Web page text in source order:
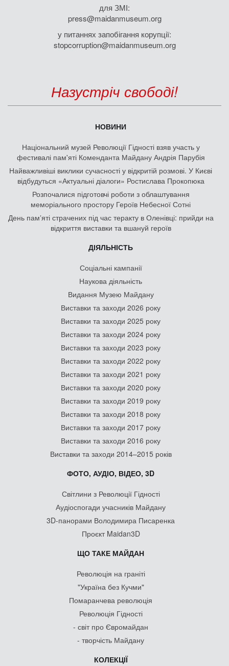
для ЗМІ:
press@maidanmuseum.org
у питаннях запобігання корупції:
stopcorruption@maidanmuseum.org
Назустріч свободі!
НОВИНИ
Національний музей Революції Гідності взяв участь у
фестивалі пам'яті Коменданта Майдану Андрія Парубія
Найважливіші виклики сучасності у відкритій розмові. У Києві
відбудуться «Актуальні діалоги» Ростислава Прокопюка
Розпочалися підготовчі роботи з облаштування
меморіального простору Героїв Небесної Сотні
День памʼяті страчених під час теракту в Оленівці: прийди на
відкриття виставки та вшануй героїв
ДІЯЛЬНІСТЬ
Соціальні кампанії
Наукова діяльність
Видання Музею Майдану
Виставки та заходи 2026 року
Виставки та заходи 2025 року
Виставки та заходи 2024 року
Виставки та заходи 2023 року
Виставки та заходи 2022 року
Виставки та заходи 2021 року
Виставки та заходи 2020 року
Виставки та заходи 2019 року
Виставки та заходи 2018 року
Виставки та заходи 2017 року
Виставки та заходи 2016 року
Виставки та заходи 2014–2015 років
ФОТО, АУДІО, ВІДЕО, 3D
Світлини з Революції Гідності
Аудіоспогади учасників Майдану
3D-панорами Володимира Писаренка
Проєкт Maidan3D
ЩО ТАКЕ МАЙДАН
Революція на граніті
"Україна без Кучми"
Помаранчева революція
Революція Гідності
- світ про Євромайдан
- творчість Майдану
КОЛЕКЦІЇ